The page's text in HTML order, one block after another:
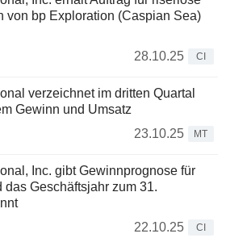
von bp Exploration (Caspian Sea)
28.10.25
CI
verzeichnet im dritten Quartal
Gewinn und Umsatz
23.10.25
MT
Inc. gibt Gewinnprognose für
das Geschäftsjahr zum 31.
22.10.25
CI